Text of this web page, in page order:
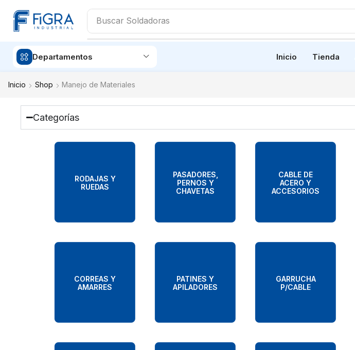
Buscar Soldadoras
Departamentos Inicio Tienda
Inicio Shop Manejo de Materiales
Categorías
RODAJAS Y
RUEDAS
PASADORES,
PERNOS Y
CHAVETAS
CABLE DE
ACERO Y
ACCESORIOS
CORREAS Y
AMARRES
PATINES Y
APILADORES
GARRUCHA
P/CABLE